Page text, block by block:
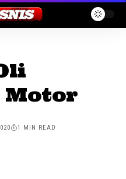
Motor
1 MIN READ